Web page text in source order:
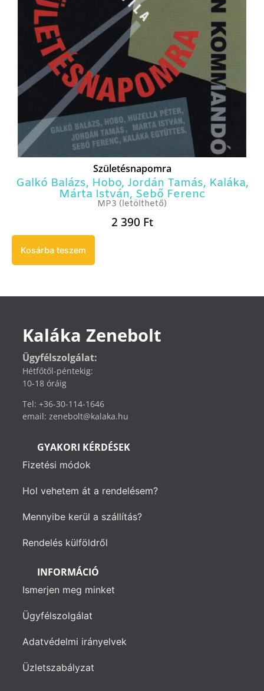
Születésnapomra
Galkó Balázs, Hobo, Jordán Tamás, Kaláka,
Márta István, Sebő Ferenc
MP3 (letölthető)
2 390 Ft
Kosárba teszem
Kaláka Zenebolt
Ügyfélszolgálat:
Hétfőtől-péntekig:
10-18 óráig
Tel: +36-30-114-1646
email: zenebolt@kalaka.hu
GYAKORI KÉRDÉSEK
Fizetési módok
Hol vehetem át a rendelésem?
Mennyibe kerül a szállítás?
Rendelés külföldről
INFORMÁCIÓ
Ismerjen meg minket
Ügyfélszolgálat
Adatvédelmi irányelvek
Üzletszabályzat